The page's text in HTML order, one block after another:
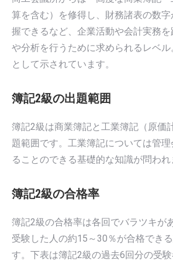
算を含む）を修得し、財務諸表の数
握できるなど、企業活動や会計実務
や分析を行うために求められるレベ
として示されています。
簿記2級の出題範囲
簿記2級は商業簿記と工業簿記（原価
題範囲です。工業簿記については管
ることのできる基礎的な知識が問われ
簿記2級の合格率
簿記2級の合格率は各回でバラツキが
受験した人の約15～30％が合格でき
す。下表は簿記2級の過去6回分の受